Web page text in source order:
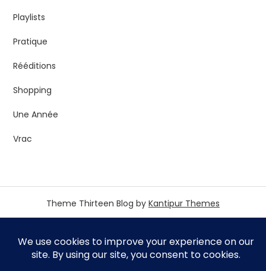
Playlists
Pratique
Rééditions
Shopping
Une Année
Vrac
Theme Thirteen Blog by Kantipur Themes